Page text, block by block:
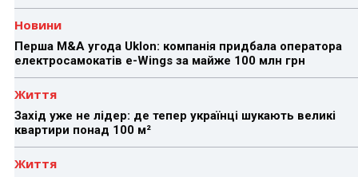
Новини
Перша M&A угода Uklon: компанія придбала оператора
електросамокатів e-Wings за майже 100 млн грн
Життя
Захід уже не лідер: де тепер українці шукають великі
квартири понад 100 м²
Життя